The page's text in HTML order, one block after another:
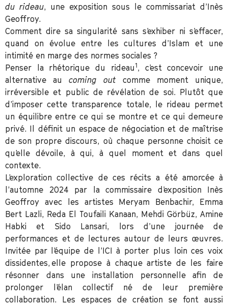
du rideau, une exposition sous le commissariat d’Inès
Geoffroy.
Comment dire sa singularité sans s’exhiber ni s’effacer,
quand on évolue entre les cultures d’Islam et une
intimité en marge des normes sociales ?
Penser la rhétorique du rideau1, c’est concevoir une
alternative au coming out comme moment unique,
irréversible et public de révélation de soi. Plutôt que
d’imposer cette transparence totale, le rideau permet
un équilibre entre ce qui se montre et ce qui demeure
privé. Il définit un espace de négociation et de maîtrise
de son propre discours, où chaque personne choisit ce
qu’elle dévoile, à qui, à quel moment et dans quel
contexte.
L’exploration collective de ces récits a été amorcée à
l’automne 2024 par la commissaire d’exposition Inès
Geoffroy avec les artistes Meryam Benbachir, Emma
Bert Lazli, Reda El Toufaili Kanaan, Mehdi Görbüz, Amine
Habki et Sido Lansari, lors d’une journée de
performances et de lectures autour de leurs œuvres.
Invitée par l’équipe de l’ICI à porter plus loin ces voix
dissidentes, elle propose à chaque artiste de les faire
résonner dans une installation personnelle afin de
prolonger l’élan collectif né de leur première
collaboration. Les espaces de création se font aussi